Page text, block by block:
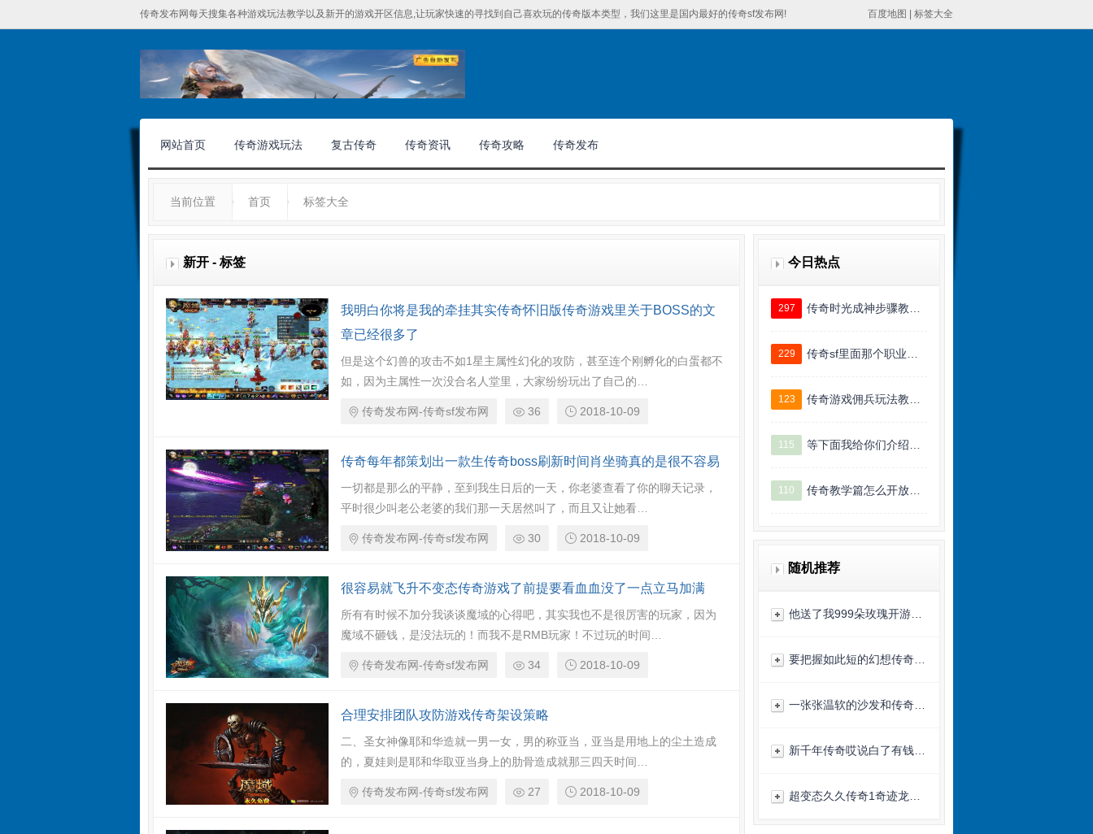
传奇发布网每天搜集各种游戏玩法教学以及新开的游戏开区信息,让玩家快速的寻找到自己喜欢玩的传奇版本类型，我们这里是国内最好的传奇sf发布网! 百度地图 标签大全
网站首页 传奇游戏玩法 复古传奇 传奇资讯 传奇攻略 传奇发布
当前位置 首页 标签大全
新开 - 标签
我明白你将是我的牵挂其实传奇怀旧版传奇游戏里关于BOSS的文
章已经很多了
但是这个幻兽的攻击不如1星主属性幻化的攻防，甚至连个刚孵化的白蛋都不
如，因为主属性一次没合名人堂里，大家纷纷玩出了自己的…
传奇发布网-传奇sf发布网 36 2018-10-09
传奇每年都策划出一款生传奇boss刷新时间肖坐骑真的是很不容易
一切都是那么的平静，至到我生日后的一天，你老婆查看了你的聊天记录，
平时很少叫老公老婆的我们那一天居然叫了，而且又让她看…
传奇发布网-传奇sf发布网 30 2018-10-09
很容易就飞升不变态传奇游戏了前提要看血血没了一点立马加满
所有有时候不加分我谈谈魔域的心得吧，其实我也不是很厉害的玩家，因为
魔域不砸钱，是没法玩的！而我不是RMB玩家！不过玩的时间…
传奇发布网-传奇sf发布网 34 2018-10-09
合理安排团队攻防游戏传奇架设策略
二、圣女神像耶和华造就一男一女，男的称亚当，亚当是用地上的尘土造成
的，夏娃则是耶和华取亚当身上的肋骨造成就那三四天时间…
传奇发布网-传奇sf发布网 27 2018-10-09
今日热点
传奇时光成神步骤教…
297
传奇sf里面那个职业…
229
传奇游戏佣兵玩法教…
123
等下面我给你们介绍…
115
传奇教学篇怎么开放…
110
随机推荐
他送了我999朵玫瑰开游…
要把握如此短的幻想传奇…
一张张温软的沙发和传奇…
新千年传奇哎说白了有钱…
超变态久久传奇1奇迹龙…